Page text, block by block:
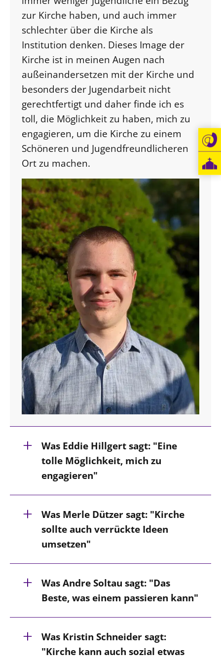
zur Kirche haben, und auch immer
schlechter über die Kirche als
Institution denken. Dieses Image der
Kirche ist in meinen Augen nach
außeinandersetzen mit der Kirche und
besonders der Jugendarbeit nicht
gerechtfertigt und daher finde ich es
toll, die Möglichkeit zu haben, mich zu
engagieren, um die Kirche zu einem
Schöneren und Jugendfreundlicheren
Ort zu machen.
Was Eddie Hillgert sagt: "Eine
tolle Möglichkeit, mich zu
engagieren"
Eddie Hillgert (15), Kirchengemeinde
St. Martin Göttingen:
Was Merle Dützer sagt: "Kirche
sollte auch verrückte Ideen
umsetzen"
Merle Dützer (18), Kirchengemeinde
St. Nikolai Diepholz:
Was Andre Soltau sagt: "Das
Beste, was einem passieren kann"
Andre Soltau (22), Kirchengemeinde
Pattensen (bei Winsen/Luhe)
Was Kristin Schneider sagt:
"Kirche kann auch sozial etwas